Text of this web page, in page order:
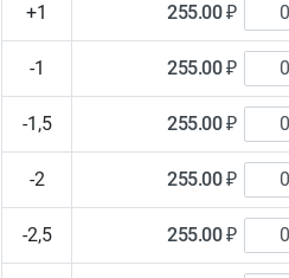
+1 255.00 ₽
-1 255.00 ₽
-1,5 255.00 ₽
-2 255.00 ₽
-2,5 255.00 ₽